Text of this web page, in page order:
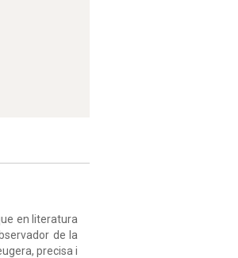
en literatura
de la
precisa i